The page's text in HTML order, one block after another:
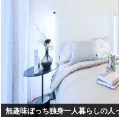
無趣味ぼっち独身一人暮らしの人